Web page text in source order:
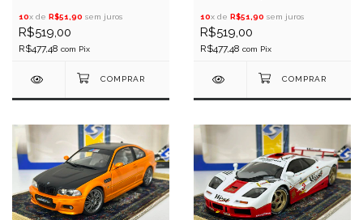
10x de R$51,90 sem juros
R$519,00
R$477,48 com Pix
10x de R$51,90 sem juros
R$519,00
R$477,48 com Pix